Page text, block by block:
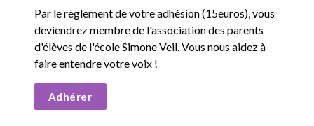
Par le règlement de votre adhésion (15euros), vous
deviendrez membre de l'association des parents
d'élèves de l'école Simone Veil. Vous nous aidez à
faire entendre votre voix !
Adhérer